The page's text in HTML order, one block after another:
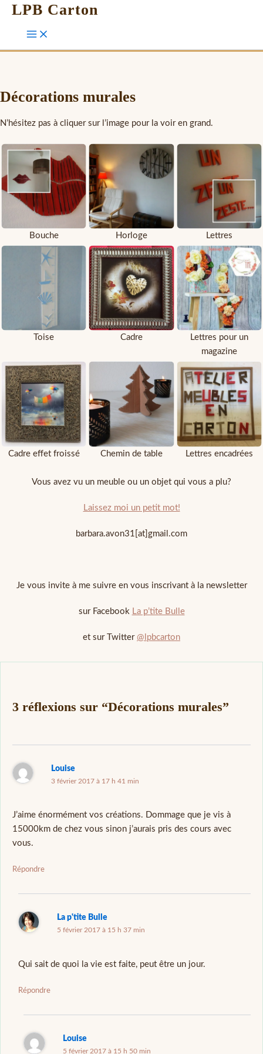
LPB Carton
Décorations murales
N’hésitez pas à cliquer sur l’image pour la voir en grand.
Bouche Horloge Lettres
Toise Cadre
Lettres pour un
magazine
Cadre effet froissé Chemin de table Lettres encadrées
Vous avez vu un meuble ou un objet qui vous a plu?
Laissez moi un petit mot!
barbara.avon31[at]gmail.com
Je vous invite à me suivre en vous inscrivant à la newsletter
sur Facebook La p’tite Bulle
et sur Twitter @lpbcarton
3 réflexions sur “Décorations murales”
Louise
3 février 2017 à 17 h 41 min
J’aime énormément vos créations. Dommage que je vis à
15000km de chez vous sinon j’aurais pris des cours avec
vous.
Répondre
La p'tite Bulle
5 février 2017 à 15 h 37 min
Qui sait de quoi la vie est faite, peut être un jour.
Répondre
Louise
5 février 2017 à 15 h 50 min